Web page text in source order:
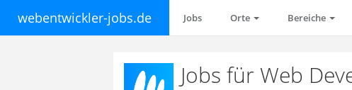
webentwickler-jobs.de Jobs Orte Bereiche
Jobs für Web